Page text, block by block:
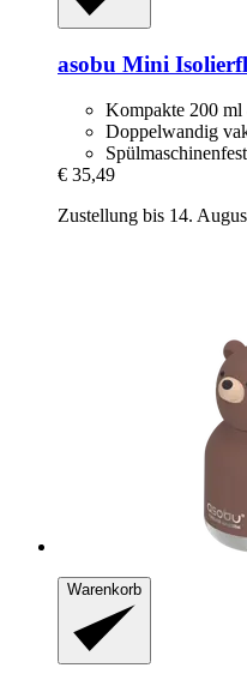
asobu Mini
Kompakte 200
Doppelwandig
Spülmaschinenfest
€ 35,49
Zustellung bis 14.
Warenkorb